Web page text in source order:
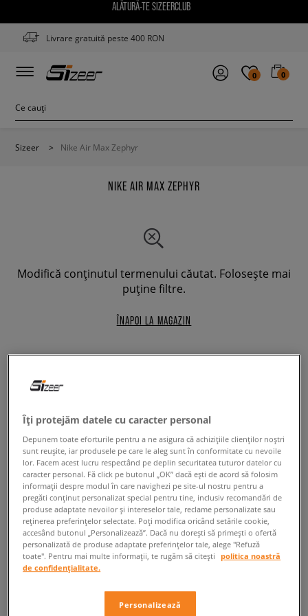
ALĂTURĂ-TE SIZEERCLUB
Livrare gratuită peste 400 RON
0 0
Sizeer > Nike Air Max Zephyr
NIKE AIR MAX ZEPHYR
Modifică conținutul termenului căutat. Folosește mai
puține filtre.
ÎNAPOI LA MAGAZIN
futuriști, decorați cu simbolul
Swoosh
Pantofii Nike Air Max Zephyr fac trimitere la un alt model cunoscut din
portofoliul companiei din Oregon -Air Max 720. Încălțămintea modernă
și flexibilă este prevăzută cu aceeași pernă de aer de dimensiuni mari și
iese în evidență prin rezistența excelentă la abraziune. Datorită
designului futurist,sneakerșiise potrivesc ideal cu outfit-urile în stil
streetwear. Dacă vrei să te bucuri de un look urban la modă, îi poți purta
cu hanorace șipantaloni de trening.
Air Max Zephyr - descoperă sneakerșii moderni
Îți protejăm datele cu caracter personal
Depunem toate eforturile pentru a ne asigura că achizițiile clienților noștri
sunt reușite, iar produsele pe care le aleg sunt în conformitate cu nevoile
lor. Facem acest lucru respectând pe deplin securitatea tuturor datelor cu
caracter personal. Fă click pe butonul „OK” dacă ești de acord să folosim
informații despre modul în care navighezi pe site-ul nostru pentru a
pregăti conținut personalizat special pentru tine, inclusiv recomandări de
produse adaptate nevoilor și intereselor tale, reclame personalizate sau
reținerea preferințelor selectate. Poți modifica oricând setările cookie,
accesând butonul „Personalizează”. Dacă nu dorești să primești o ofertă
personalizată de produse adaptate preferințelor tale, alege "Refuză
toate". Pentru mai multe informații, te rugăm să citești
politica noastră
de confidențialitate.
Personalizează